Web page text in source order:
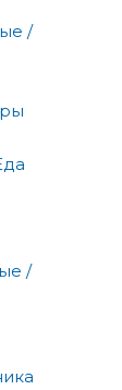
/
/